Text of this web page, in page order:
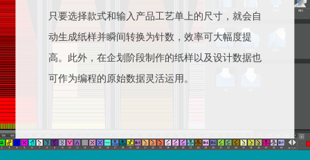
只要选择款式和输入产品工艺单上的尺寸，就会自
动生成纸样并瞬间转换为针数，效率可大幅度提
高。此外，在企划阶段制作的纸样以及设计数据也
可作为编程的原始数据灵活运用。